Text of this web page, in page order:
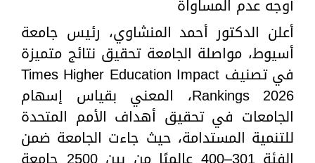
أوجه عدم المساواة
أعلن الدكتور أحمد المنشاوي، رئيس جامعة
أسيوط، مواصلة الجامعة تحقيق نتائج متميزة
في تصنيف Times Higher Education Impact
Rankings 2026، المعني بقياس إسهام
الجامعات في تحقيق أهداف الأمم المتحدة
للتنمية المستدامة، حيث جاءت الجامعة ضمن